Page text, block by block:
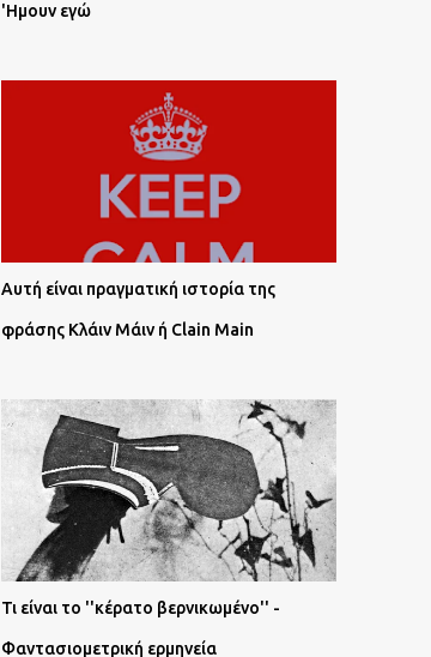
'Ημουν εγώ
Αυτή είναι πραγματική ιστορία της
φράσης Κλάιν Μάιν ή Clain Main
Τι είναι το ''κέρατο βερνικωμένο'' -
Φαντασιομετρική ερμηνεία